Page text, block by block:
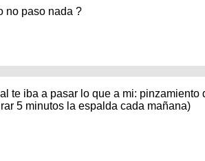
no paso nada ?
te iba a pasar lo que a mi:
5 minutos la espalda cada mañana)